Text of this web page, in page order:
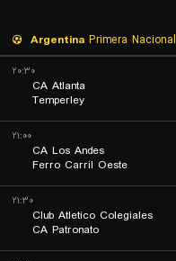
Argentina Primera Nacional
۲۰:۳۰
CA Atlanta
Temperley
۲۱:۰۰
CA Los Andes
Ferro Carril Oeste
۲۱:۳۰
Club Atletico Colegiales
CA Patronato